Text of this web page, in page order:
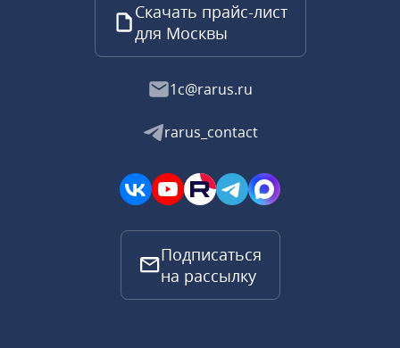
Скачать прайс-лист
для Москвы
1c@rarus.ru
rarus_contact
Подписаться
на рассылку